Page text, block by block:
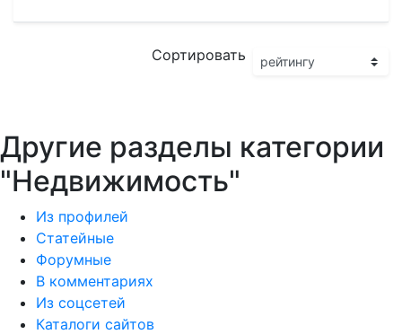
Сортировать
Другие разделы категории
"Недвижимость"
Из профилей
Статейные
Форумные
В комментариях
Из соцсетей
Каталоги сайтов